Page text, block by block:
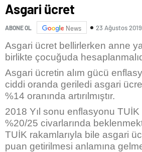
Asgari ücret
ABONE OL News 23 Ağustos
Asgari ücret bellirlerken anne
birlikte çocuğuda
Asgari ücretin alım gücü
ciddi oranda geriledi asgari
%14 oranında artırılmıştır.
2018 Yıl sonu enflasyonu TUİK
%20/25 civarlarında
TUİK rakamlarıyla bile asgari
puan getirilmesi anlamına